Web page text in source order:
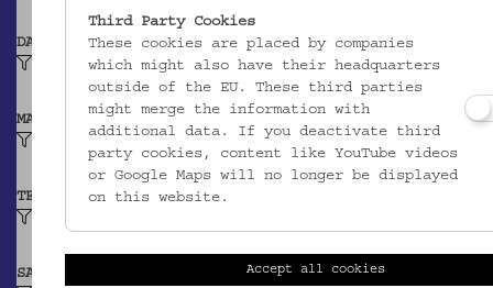
DATIERUNG
Vermutlich 1571
MATERIAL
TECHNIK
SAMMLUNG
Third Party Cookies
These cookies are placed by companies
which might also have their headquarters
outside of the EU. These third parties
might merge the information with
additional data. If you deactivate third
party cookies, content like YouTube videos
or Google Maps will no longer be displayed
on this website.
Accept all cookies